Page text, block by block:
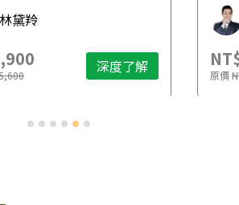
財稅專家 朱家棟
深度了解 原價